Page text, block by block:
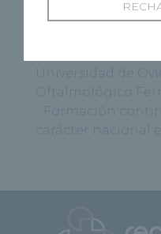
- Especialista en